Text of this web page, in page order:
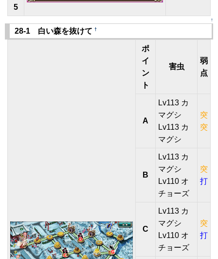
5
↑
28-1 白い森を抜けて †
ポ
イ
ン
ト
害虫
弱
点
A
Lv113 カ
マグシ
Lv113 カ
マグシ
突
突
B
Lv113 カ
マグシ
Lv110 オ
チョーズ
突
打
C
Lv113 カ
マグシ
Lv110 オ
チョーズ
突
打